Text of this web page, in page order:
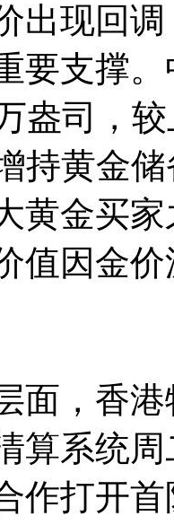
出现回
要支撑
盎司，
持黄金
黄金买
值因金
面，香
算系统
作打开